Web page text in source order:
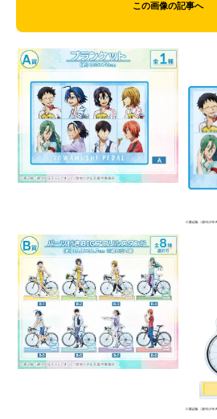
この画像の記事へ